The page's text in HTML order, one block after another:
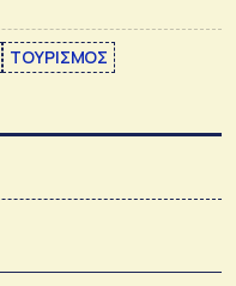
ΤΟΥΡΙΣΜΟΣ